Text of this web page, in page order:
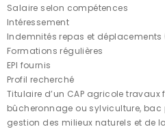
Salaire selon compétences
Intéressement
Indemnités repas et déplacements
Formations régulières
EPI fournis
Profil recherché
Titulaire d’un CAP agricole travaux
bûcheronnage ou sylviculture, bac
gestion des milieux naturels et de